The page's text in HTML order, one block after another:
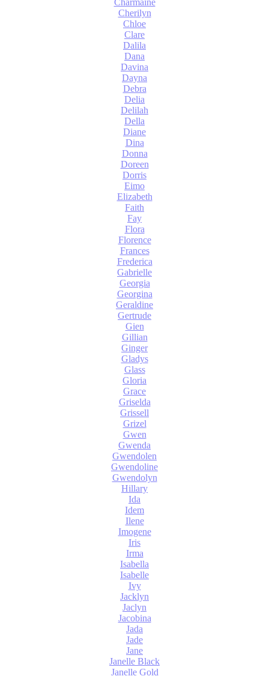
Cherilyn
Chloe
Clare
Dalila
Dana
Davina
Dayna
Debra
Delia
Delilah
Della
Diane
Dina
Donna
Doreen
Dorris
Eimo
Elizabeth
Faith
Fay
Flora
Florence
Frances
Frederica
Gabrielle
Georgia
Georgina
Geraldine
Gertrude
Gien
Gillian
Ginger
Gladys
Glass
Gloria
Grace
Griselda
Grissell
Grizel
Gwen
Gwenda
Gwendolen
Gwendoline
Gwendolyn
Hillary
Ida
Idem
Ilene
Imogene
Iris
Irma
Isabella
Isabelle
Ivy
Jacklyn
Jaclyn
Jacobina
Jada
Jade
Jane
Janelle Black
Janelle Gold